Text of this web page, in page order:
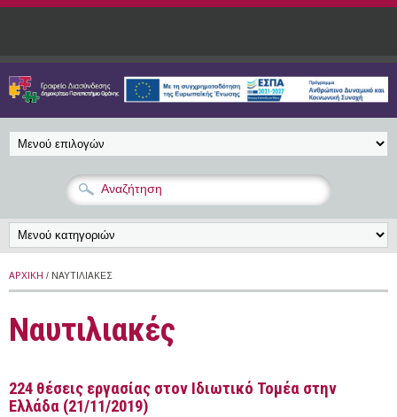
Παράκαμψη προς το κυρίως περιεχόμενο
ΑΡΧΙΚΉ / ΝΑΥΤΙΛΙΑΚΈΣ
Ναυτιλιακές
224 θέσεις εργασίας στον Ιδιωτικό Τομέα στην
Ελλάδα (21/11/2019)